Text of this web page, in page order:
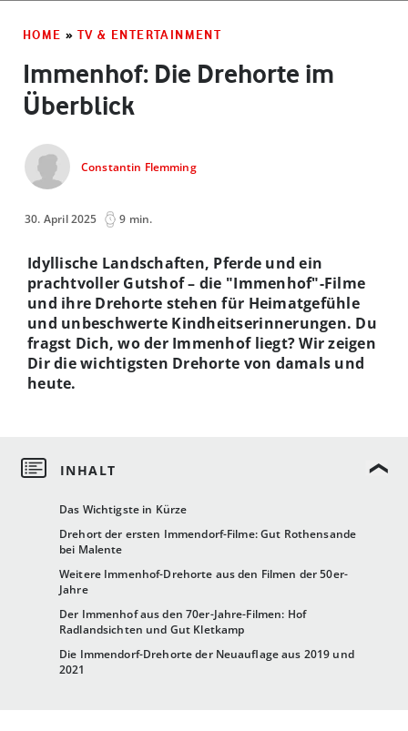
HOME » TV & ENTERTAINMENT
Immenhof: Die Drehorte im
Überblick
Constantin Flemming
30. April 2025 9 min.
Das Wichtigste in Kürze
Drehort der ersten Immendorf-Filme: Gut Rothensande
bei Malente
Weitere Immenhof-Drehorte aus den Filmen der 50er-
Jahre
Der Immenhof aus den 70er-Jahre-Filmen: Hof
Radlandsichten und Gut Kletkamp
Die Immendorf-Drehorte der Neuauflage aus 2019 und
2021
Idyllische Landschaften, Pferde und ein
prachtvoller Gutshof – die "Immenhof"-Filme
und ihre Drehorte stehen für Heimatgefühle
und unbeschwerte Kindheitserinnerungen. Du
fragst Dich, wo der Immenhof liegt? Wir zeigen
Dir die wichtigsten Drehorte von damals und
heute.